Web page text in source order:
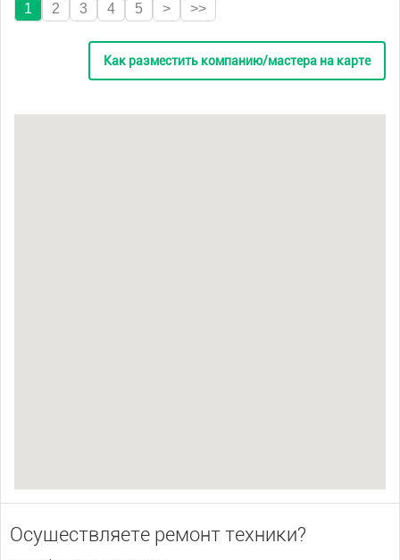
1 2 3 4 5 > >>
Как разместить компанию/мастера на карте
Осуществляете ремонт техники?